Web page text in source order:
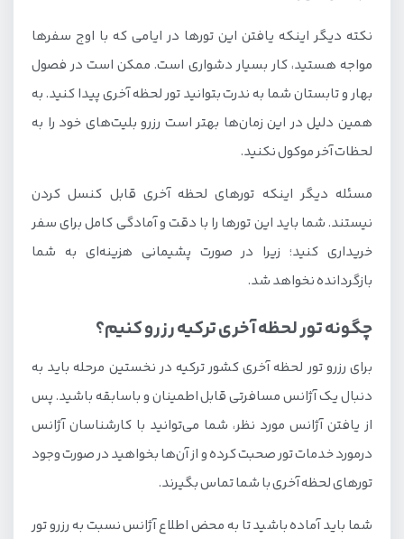
نکته دیگر اینکه یافتن این تورها در ایامی که با اوج سفرها
مواجه هستید، کار بسیار دشواری است. ممکن است در فصول
بهار و تابستان شما به ندرت بتوانید تور لحظه آخری پیدا کنید. به
همین دلیل در این زمان‌ها بهتر است رزرو بلیت‌های خود را به
لحظات آخر موکول نکنید.
مسئله دیگر اینکه تورهای لحظه آخری قابل کنسل کردن
نیستند. شما باید این تورها را با دقت و آمادگی کامل برای سفر
خریداری کنید؛ زیرا در صورت پشیمانی هزینه‌ای به شما
بازگردانده نخواهد شد.
چگونه تور لحظه آخری ترکیه رزرو کنیم؟
برای رزرو تور لحظه آخری کشور ترکیه در نخستین مرحله باید به
دنبال یک آژانس مسافرتی قابل اطمینان و باسابقه باشید. پس
از یافتن آژانس مورد نظر، شما می‌توانید با کارشناسان آژانس
درمورد خدمات تور صحبت کرده و از آن‌ها بخواهید در صورت وجود
تورهای لحظه آخری با شما تماس بگیرند.
شما باید آماده باشید تا به محض اطلاع آژانس نسبت به رزرو تور